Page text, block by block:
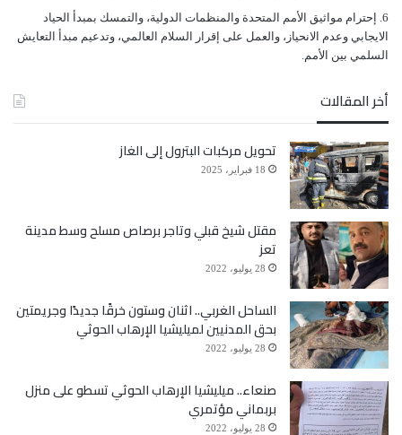
ﺇﺣﺘﺮﺍﻡ ﻣﻮﺍﺛﻴﻖ الأﻣﻢ ﺍﻟﻤﺘﺤﺪﺓ ﻭﺍﻟﻤﻨﻈﻤﺎﺕ ﺍﻟﺪﻭﻟﻴﺔ، ﻭﺍﻟﺘﻤﺴﻚ ﺑﻤﺒﺪﺃ ﺍﻟﺤﻴﺎﺩ
ﺍﻻﻳﺠﺎﺑﻲ ﻭﻋﺪﻡ ﺍﻻﻧﺤﻴﺎﺯ، ﻭﺍﻟﻌﻤﻞ ﻋﻠﻰ ﺇﻗﺮﺍﺭ ﺍﻟﺴﻼﻡ ﺍﻟﻌﺎﻟﻤﻲ، ﻭﺗﺪﻋﻴﻢ ﻣﺒﺪﺃ ﺍﻟﺘﻌﺎﻳﺶ
ﺍﻟﺴﻠﻤﻲ ﺑﻴﻦ ﺍﻷﻣﻢ.
أخر المقالات
تحويل مركبات البترول إلى الغاز
18 فبراير، 2025
مقتل شيخ قبلي وتاجر برصاص مسلح وسط مدينة
تعز
28 يوليو، 2022
الساحل الغربي.. اثنان وستون خرقًا جديدًا وجريمتين
بحق المدنيين لميليشيا الإرهاب الحوثي
28 يوليو، 2022
صنعاء.. ميليشيا الإرهاب الحوثي تسطو على منزل
بربماني مؤتمري
28 يوليو، 2022